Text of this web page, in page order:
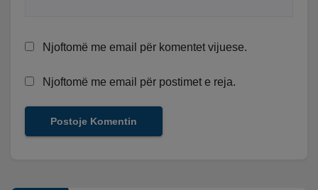
Njoftomë me email për komentet vijuese.
Njoftomë me email për postimet e reja.